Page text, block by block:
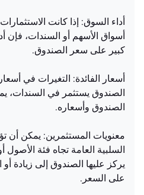
أداء السوق: إذا كانت
أسواق الأسهم أو السندات، فإن
كبير على سعر الصندوق.
أسعار الفائدة: التغيرات في
الصندوق يستثمر في السندات،
الصندوق وأسعاره.
معنويات المستثمرين: يمكن أن
السلبية العامة تجاه فئة الأصول
يركز عليها الصندوق إلى زيادة
على السعر.